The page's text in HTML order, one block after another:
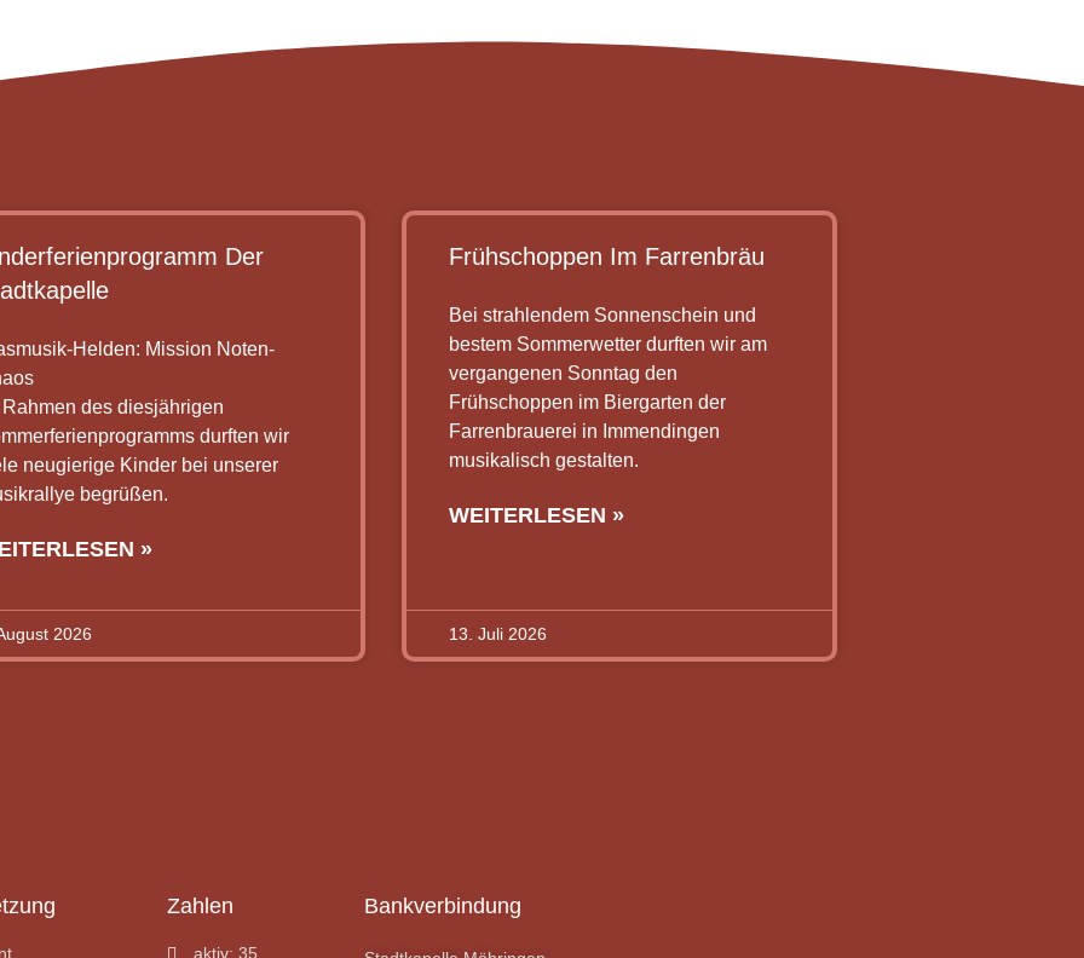
Der
Helden: Mission Noten-
Rahmen des diesjährigen
durften wir
neugierige Kinder bei unserer
begrüßen.
»
2026
Frühschoppen Im Farrenbräu
Bei strahlendem Sonnenschein und
bestem Sommerwetter durften wir am
vergangenen Sonntag den
Frühschoppen im Biergarten der
Farrenbrauerei in Immendingen
musikalisch gestalten.
WEITERLESEN »
13. Juli 2026
Zahlen
aktiv: 35
Bankverbindung